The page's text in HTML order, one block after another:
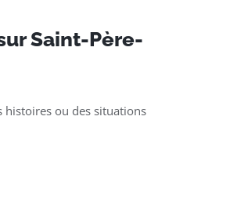
Saint-Père-
histoires ou des situations